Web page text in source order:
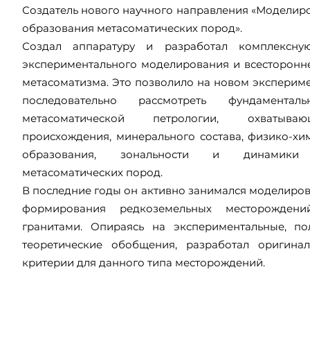
Создатель нового научного направления
образования метасоматических пород».
Создал аппаратуру и разработал
экспериментального моделирования и
метасоматизма. Это позволило на новом
последовательно рассмотреть
метасоматической петрологии,
происхождения, минерального состава, физико-
образования, зональности и динамики
метасоматических пород.
В последние годы он активно занимался
формирования редкоземельных
гранитами. Опираясь на экспериментальные,
теоретические обобщения, разработал
критерии для данного типа месторождений.